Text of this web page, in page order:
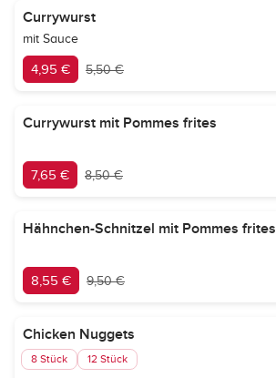
Currywurst
mit Sauce
4,95 € 5,50 €
Currywurst mit Pommes frites
7,65 € 8,50 €
Hähnchen-Schnitzel mit Pommes frites
8,55 € 9,50 €
Chicken Nuggets
8 Stück 12 Stück